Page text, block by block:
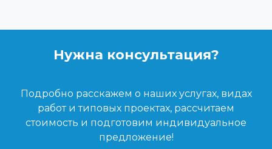
Нужна консультация?
Подробно расскажем о наших услугах, видах
работ и типовых проектах, рассчитаем
стоимость и подготовим индивидуальное
предложение!